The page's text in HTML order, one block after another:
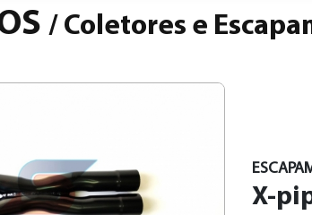
/ Coletores e
X-